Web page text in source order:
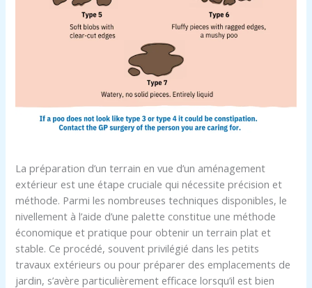
La préparation d’un terrain en vue d’un aménagement
extérieur est une étape cruciale qui nécessite précision et
méthode. Parmi les nombreuses techniques disponibles, le
nivellement à l’aide d’une palette constitue une méthode
économique et pratique pour obtenir un terrain plat et
stable. Ce procédé, souvent privilégié dans les petits
travaux extérieurs ou pour préparer des emplacements de
jardin, s’avère particulièrement efficace lorsqu’il est bien